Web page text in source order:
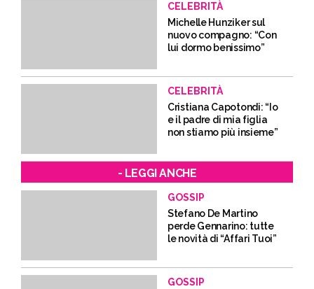
CELEBRITÀ
Michelle Hunziker sul
nuovo compagno: “Con
lui dormo benissimo”
CELEBRITÀ
Cristiana Capotondi: “Io
e il padre di mia figlia
non stiamo più insieme”
- LEGGI ANCHE
GOSSIP
Stefano De Martino
perde Gennarino: tutte
le novità di “Affari Tuoi”
GOSSIP